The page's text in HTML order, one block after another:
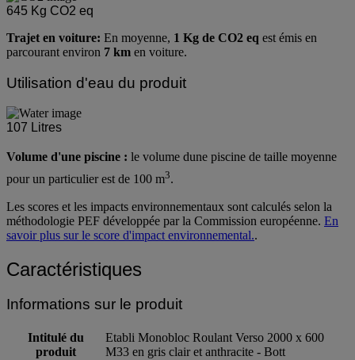
645 Kg CO2 eq
Trajet en voiture: En moyenne, 1 Kg de CO2 eq est émis en
parcourant environ 7 km en voiture.
Utilisation d'eau du produit
107 Litres
Volume d'une piscine : le volume dune piscine de taille moyenne
pour un particulier est de 100 m3.
Les scores et les impacts environnementaux sont calculés selon la
méthodologie PEF développée par la Commission européenne. En
savoir plus sur le score d'impact environnemental..
Caractéristiques
Informations sur le produit
Intitulé du
produit
Etabli Monobloc Roulant Verso 2000 x 600
M33 en gris clair et anthracite - Bott